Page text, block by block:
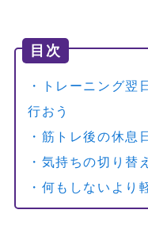
目次
・トレーニング翌
行おう
・筋トレ後の休息
・気持ちの切り替
・何もしないより